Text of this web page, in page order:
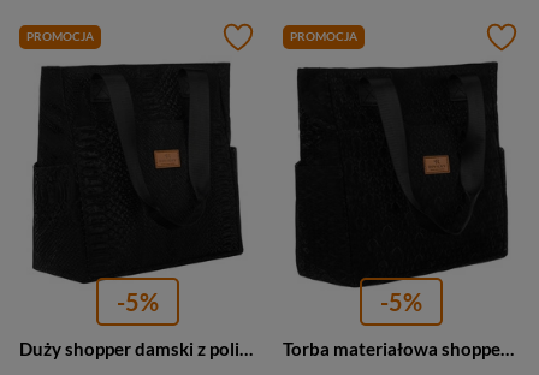
PROMOCJA
-5%
PROMOCJA
-5%